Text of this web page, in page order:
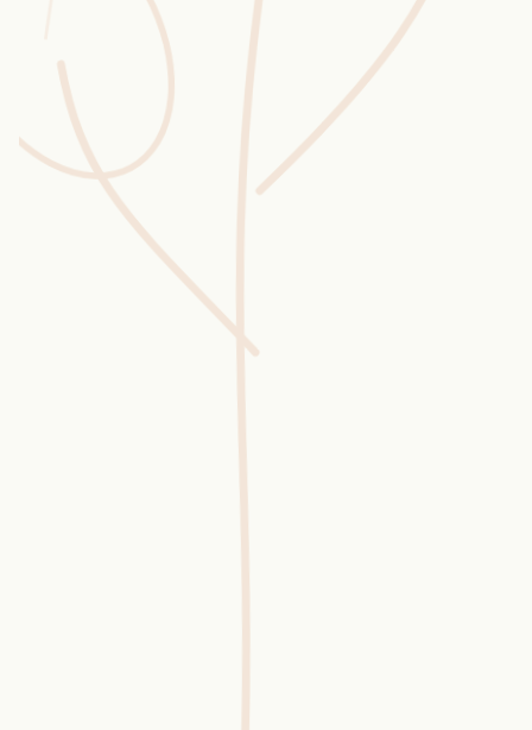
Sammlungen
Selber machen
Glossar